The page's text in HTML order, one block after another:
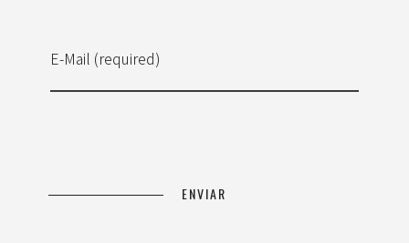
E-Mail (required)